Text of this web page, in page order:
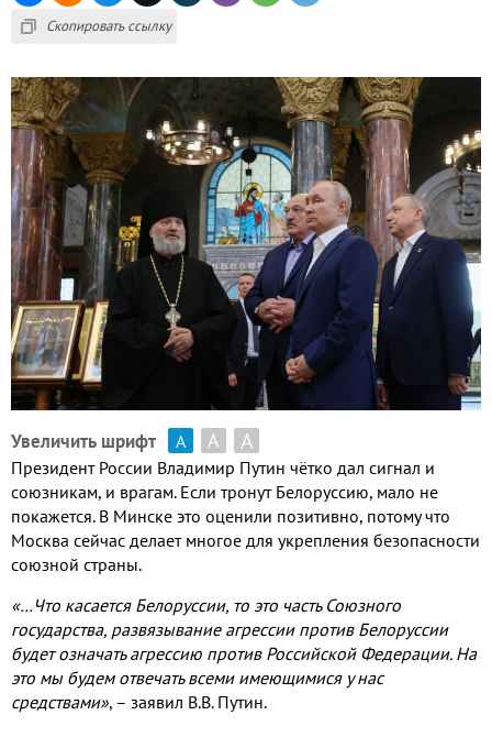
Скопировать ссылку
Увеличить шрифт А А А
Президент России Владимир Путин чётко дал сигнал и
союзникам, и врагам. Если тронут Белоруссию, мало не
покажется. В Минске это оценили позитивно, потому что
Москва сейчас делает многое для укрепления безопасности
союзной страны.
«…Что касается Белоруссии, то это часть Союзного
государства, развязывание агрессии против Белоруссии
будет означать агрессию против Российской Федерации. На
это мы будем отвечать всеми имеющимися у нас
средствами», – заявил В.В. Путин.